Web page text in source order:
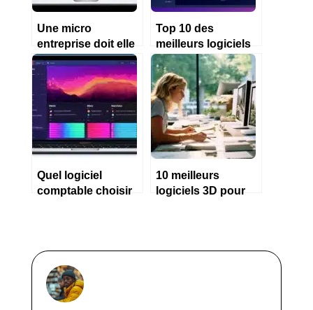
Une micro
entreprise doit elle
obligatoirement
faire sa
comptabilité sur un
logiciel ?
Top 10 des
meilleurs logiciels
comptables
gratuits
Quel logiciel
comptable choisir
10 meilleurs
logiciels 3D pour